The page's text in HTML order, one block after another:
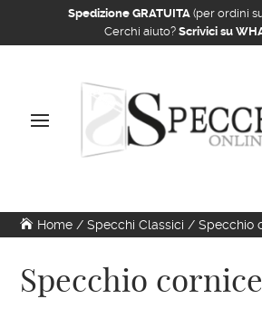
Spedizione GRATUITA(per ordini
Cerchi aiuto? Scrivici su
Home /Specchi Classici / Specchio
Specchio